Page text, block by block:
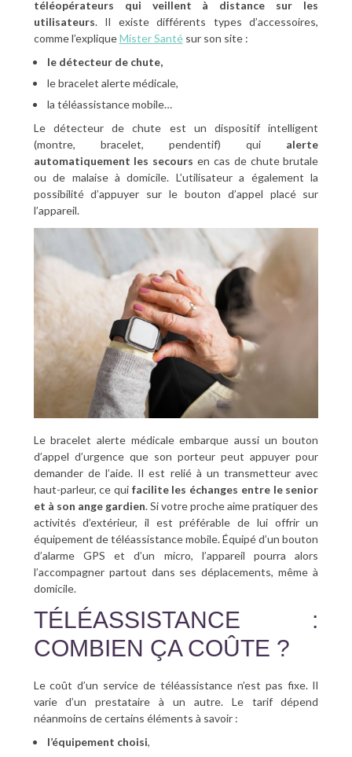
téléopérateurs qui veillent à distance sur les
utilisateurs. Il existe différents types d’accessoires,
comme l’expliqueMister Santésur son site :
le détecteur de chute,
le bracelet alerte médicale,
la téléassistance mobile…
Le détecteur de chute est un dispositif intelligent
(montre, bracelet, pendentif) qui alerte
automatiquement les secours en cas de chute brutale
ou de malaise à domicile. L’utilisateur a également la
possibilité d’appuyer sur le bouton d’appel placé sur
l’appareil.
Le bracelet alerte médicale embarque aussi un bouton
d’appel d’urgence que son porteur peut appuyer pour
demander de l’aide. Il est relié à un transmetteur avec
haut-parleur, ce qui facilite les échanges entre le senior
et à son ange gardien. Si votre proche aime pratiquer des
activités d’extérieur, il est préférable de lui offrir un
équipement de téléassistance mobile. Équipé d’un bouton
d’alarme GPS et d’un micro, l’appareil pourra alors
l’accompagner partout dans ses déplacements, même à
domicile.
TÉLÉASSISTANCE :
COMBIEN ÇA COÛTE ?
Le coût d’un service de téléassistance n’est pas fixe. Il
varie d’un prestataire à un autre. Le tarif dépend
néanmoins de certains éléments à savoir :
l’équipement choisi,